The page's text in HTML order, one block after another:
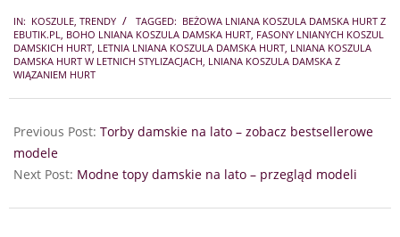
06-
09
IN: KOSZULE TRENDY TAGGED: BEŻOWA LNIANA KOSZULA DAMSKA HURT Z
EBUTIK.PL
BOHO LNIANA KOSZULA DAMSKA HURT FASONY LNIANYCH KOSZUL
DAMSKICH HURT LETNIA LNIANA KOSZULA DAMSKA HURT LNIANA KOSZULA
DAMSKA HURT W LETNICH STYLIZACJACH LNIANA KOSZULA DAMSKA Z
WIĄZANIEM HURT
Previous Post: Torby damskie na lato – zobacz bestsellerowe
modele
Next Post: Modne topy damskie na lato – przegląd modeli